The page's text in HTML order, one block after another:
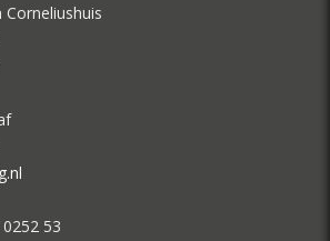
Corneliushuis
53